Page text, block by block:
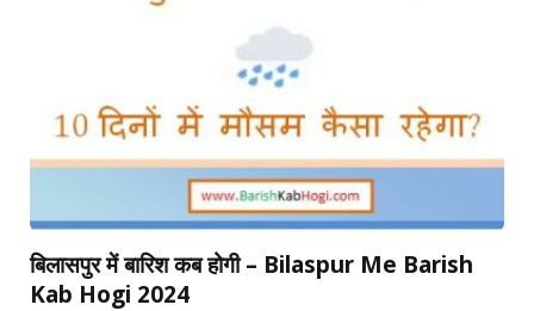
बिलासपुर में बारिश कब होगी – Bilaspur Me Barish
Kab Hogi 2024